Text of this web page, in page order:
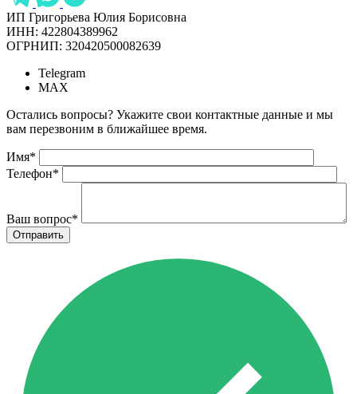
ИП Григорьева Юлия Борисовна
ИНН: 422804389962
ОГРНИП: 320420500082639
Telegram
MAX
Остались вопросы? Укажите свои контактные данные и мы
вам перезвоним в ближайшее время.
Имя*
Телефон*
Ваш вопрос*